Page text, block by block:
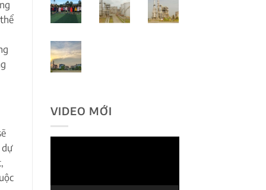
VIDEO MỚI